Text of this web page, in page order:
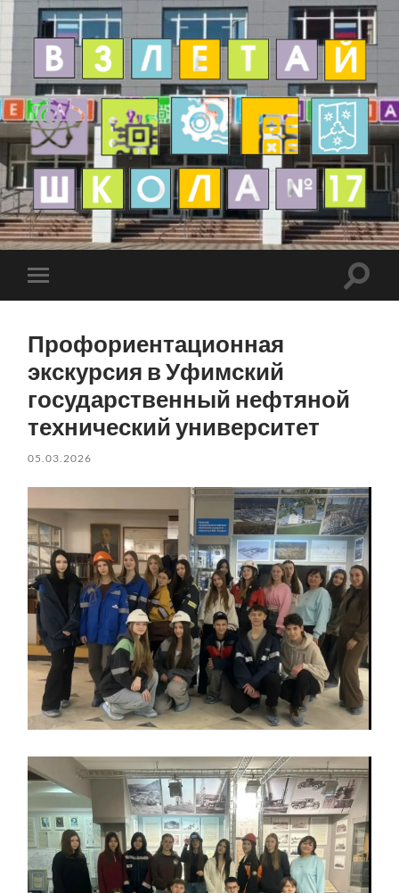
Профориентационная
экскурсия в Уфимский
государственный нефтяной
технический университет
05.03.2026